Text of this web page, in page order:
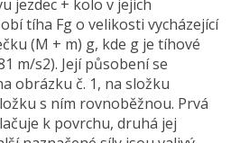
jezdec + kolo v jejich
tíha Fg o velikosti vycházející
(M + m) g, kde g je tíhové
m/s2). Její působení se
obrázku č. 1, na složku
s ním rovnoběžnou. Prvá
k povrchu, druhá jej